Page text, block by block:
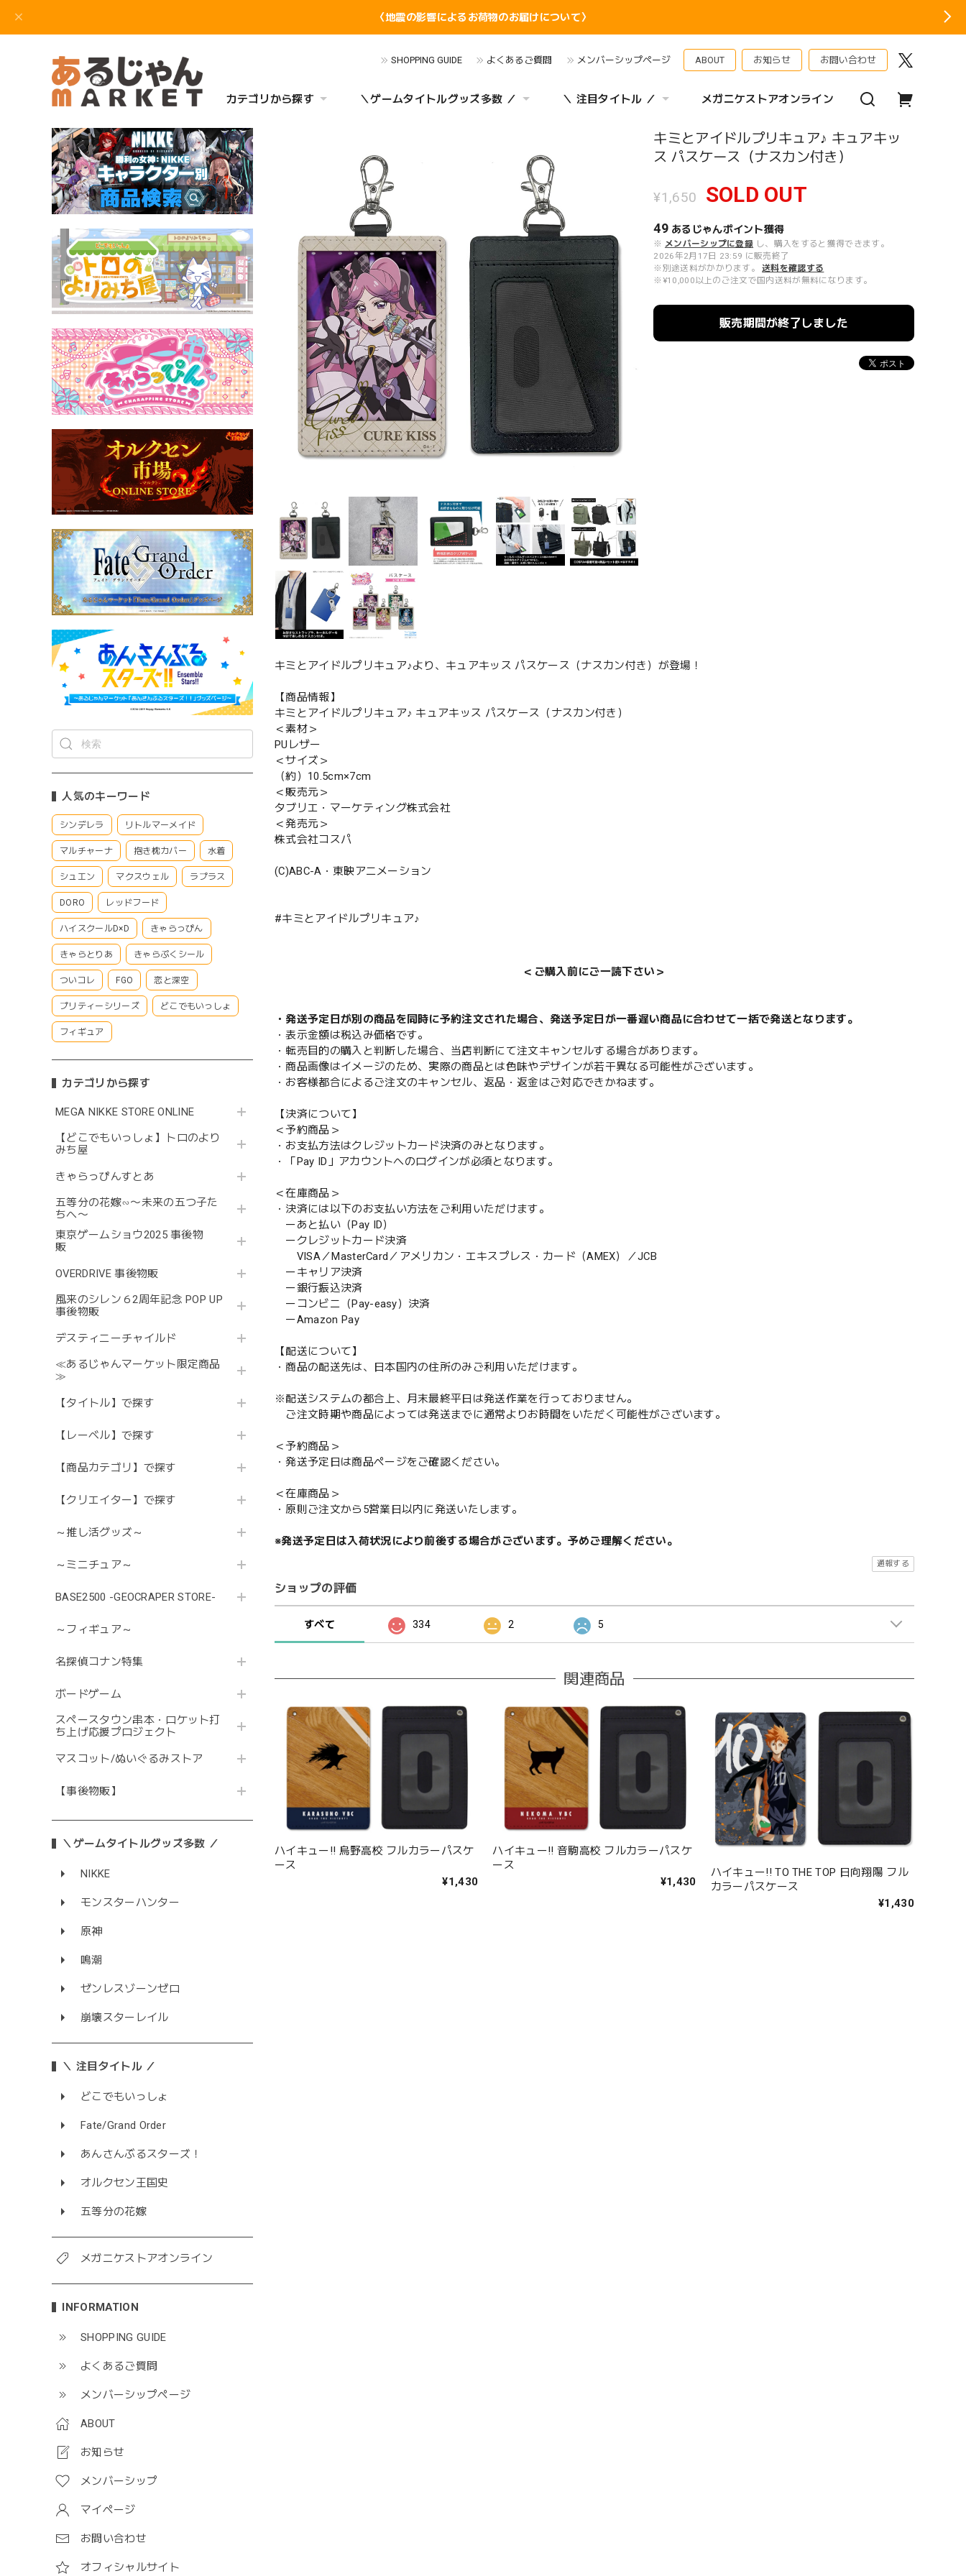
〈地震の影響によるお荷物のお届けについて〉
SHOPPING GUIDE よくあるご質問 メンバーシップページ ABOUT お知らせ お問い合わせ
カテゴリから探す ＼ゲームタイトルグッズ多数 ／ ＼ 注目タイトル ／ メガニケストアオンライン
人気のキーワード
シンデレラ リトルマーメイド
マルチャーナ 抱き枕カバー 水着
シュエン マクスウェル ラプラス
DORO レッドフード
ハイスクールD×D きゃらっぴん
きゃらとりあ きゃらぷくシール
ついコレ FGO 恋と深空
プリティーシリーズ どこでもいっしょ
フィギュア
カテゴリから探す
MEGA NIKKE STORE ONLINE
【どこでもいっしょ】トロのより
みち屋
きゃらっぴんすとあ
五等分の花嫁∽〜未来の五つ子た
ちへ〜
東京ゲームショウ2025 事後物
販
OVERDRIVE 事後物販
風来のシレン６2周年記念 POP UP
事後物販
デスティニーチャイルド
≪あるじゃんマーケット限定商品
≫
【タイトル】で探す
【レーベル】で探す
【商品カテゴリ】で探す
【クリエイター】で探す
～推し活グッズ～
～ミニチュア～
BASE2500 -GEOCRAPER STORE-
～フィギュア～
名探偵コナン特集
ボードゲーム
スペースタウン串本・ロケット打
ち上げ応援プロジェクト
マスコット/ぬいぐるみストア
【事後物販】
＼ゲームタイトルグッズ多数 ／
NIKKE
モンスターハンター
原神
鳴潮
ゼンレスゾーンゼロ
崩壊スターレイル
＼ 注目タイトル ／
どこでもいっしょ
Fate/Grand Order
あんさんぶるスターズ！
オルクセン王国史
五等分の花嫁
メガニケストアオンライン
INFORMATION
SHOPPING GUIDE
よくあるご質問
メンバーシップページ
ABOUT
お知らせ
メンバーシップ
マイページ
お問い合わせ
オフィシャルサイト
キミとアイドルプリキュア♪ キュアキッ
ス パスケース（ナスカン付き）
¥1,650 SOLD OUT
49 あるじゃんポイント獲得
※ メンバーシップに登録 し、購入をすると獲得できます。
2026年2月17日 23:59 に販売終了
※別途送料がかかります。
送料を確認する
※¥10,000以上のご注文で国内送料が無料になります。
販売期間が終了しました
キミとアイドルプリキュア♪より、キュアキッス パスケース（ナスカン付き）が登場！
【商品情報】
キミとアイドルプリキュア♪ キュアキッス パスケース（ナスカン付き）
＜素材＞
PUレザー
＜サイズ＞
（約）10.5cm×7cm
＜販売元＞
タブリエ・マーケティング株式会社
＜発売元＞
株式会社コスパ
(C)ABC-A・東映アニメーション
#キミとアイドルプリキュア♪
＜ご購入前にご一読下さい＞
・発送予定日が別の商品を同時に予約注文された場合、発送予定日が一番遅い商品に合わせて一括で発送となります。
・表示金額は税込み価格です。
・転売目的の購入と判断した場合、当店判断にて注文キャンセルする場合があります。
・商品画像はイメージのため、実際の商品とは色味やデザインが若干異なる可能性がございます。
・お客様都合によるご注文のキャンセル、返品・返金はご対応できかねます。
【決済について】
＜予約商品＞
・お支払方法はクレジットカード決済のみとなります。
・「Pay ID」アカウントへのログインが必須となります。
＜在庫商品＞
・決済には以下のお支払い方法をご利用いただけます。
ーあと払い（Pay ID）
ークレジットカード決済
VISA／MasterCard／アメリカン・エキスプレス・カード（AMEX）／JCB
ーキャリア決済
ー銀行振込決済
ーコンビニ（Pay-easy）決済
ーAmazon Pay
【配送について】
・商品の配送先は、日本国内の住所のみご利用いただけます。
※配送システムの都合上、月末最終平日は発送作業を行っておりません。
ご注文時期や商品によっては発送までに通常よりお時間をいただく可能性がございます。
＜予約商品＞
・発送予定日は商品ページをご確認ください。
＜在庫商品＞
・原則ご注文から5営業日以内に発送いたします。
※発送予定日は入荷状況により前後する場合がございます。予めご理解ください。
通報する
ショップの評価
すべて 334 2 5
関連商品
ハイキュー!! 烏野高校 フルカラーパスケ
ース
¥1,430
ハイキュー!! 音駒高校 フルカラーパスケ
ース
¥1,430
ハイキュー!! TO THE TOP 日向翔陽 フル
カラーパスケース
¥1,430